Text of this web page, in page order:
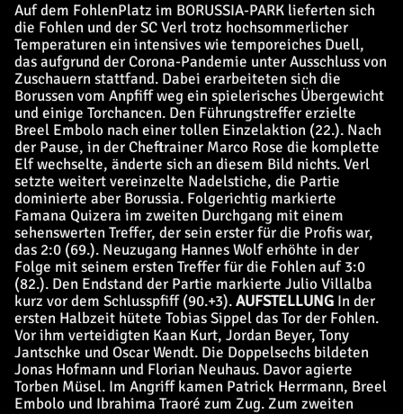
Auf dem FohlenPlatz im BORUSSIA-PARK lieferten sich
die Fohlen und der SC Verl trotz hochsommerlicher
Temperaturen ein intensives wie temporeiches Duell,
das aufgrund der Corona-Pandemie unter Ausschluss von
Zuschauern stattfand. Dabei erarbeiteten sich die
Borussen vom Anpfiff weg ein spielerisches Übergewicht
und einige Torchancen. Den Führungstreffer erzielte
Breel Embolo nach einer tollen Einzelaktion (22.). Nach
der Pause, in der Cheftrainer Marco Rose die komplette
Elf wechselte, änderte sich an diesem Bild nichts. Verl
setzte weitert vereinzelte Nadelstiche, die Partie
dominierte aber Borussia. Folgerichtig markierte
Famana Quizera im zweiten Durchgang mit einem
sehenswerten Treffer, der sein erster für die Profis war,
das 2:0 (69.). Neuzugang Hannes Wolf erhöhte in der
Folge mit seinem ersten Treffer für die Fohlen auf 3:0
(82.). Den Endstand der Partie markierte Julio Villalba
kurz vor dem Schlusspfiff (90.+3).AUFSTELLUNG In der
ersten Halbzeit hütete Tobias Sippel das Tor der Fohlen.
Vor ihm verteidigten Kaan Kurt, Jordan Beyer, Tony
Jantschke und Oscar Wendt. Die Doppelsechs bildeten
Jonas Hofmann und Florian Neuhaus. Davor agierte
Torben Müsel. Im Angriff kamen Patrick Herrmann, Breel
Embolo und Ibrahima Traoré zum Zug. Zum zweiten